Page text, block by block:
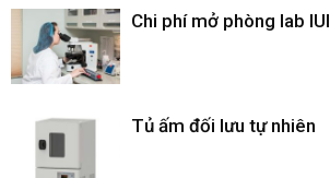
Chi phí mở phòng lab IUI
Tủ ấm đối lưu tự nhiên